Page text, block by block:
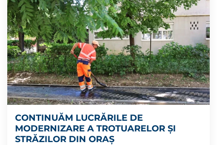
CONTINUĂM LUCRĂRILE DE
MODERNIZARE A TROTUARELOR ȘI
STRĂZILOR DIN ORAȘ